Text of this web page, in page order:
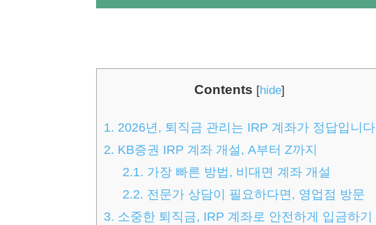
Contents [hide]
1. 2026년, 퇴직금 관리는 IRP 계좌가 정답입니다
2. KB증권 IRP 계좌 개설, A부터 Z까지
2.1. 가장 빠른 방법, 비대면 계좌 개설
2.2. 전문가 상담이 필요하다면, 영업점 방문
3. 소중한 퇴직금, IRP 계좌로 안전하게 입금하기